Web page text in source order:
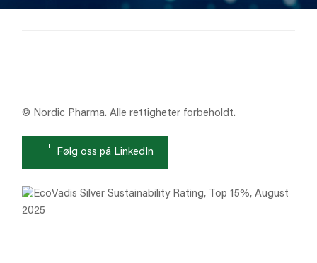
© Nordic Pharma. Alle rettigheter forbeholdt.
Følg oss på LinkedIn